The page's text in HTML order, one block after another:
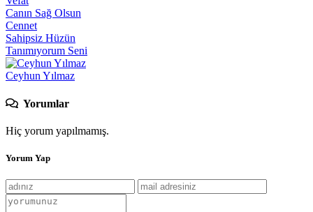
Canın Sağ Olsun
Cennet
Sahipsiz Hüzün
Tanımıyorum Seni
Ceyhun Yılmaz
Yorumlar
Hiç yorum yapılmamış.
Yorum Yap